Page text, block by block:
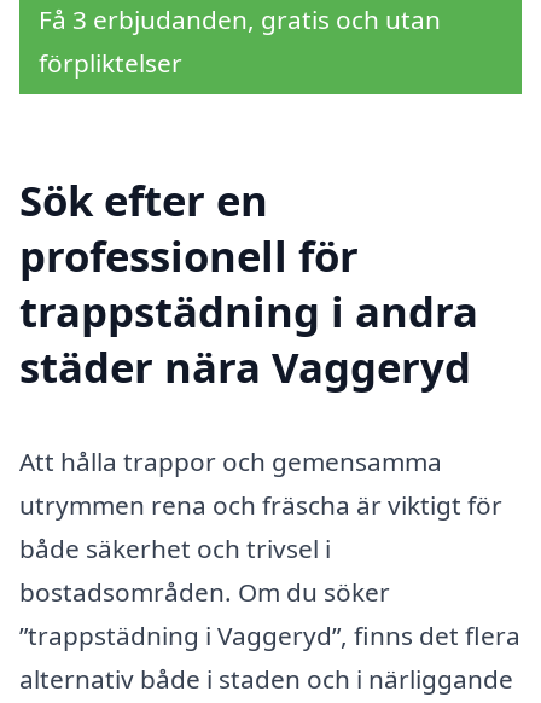
Få 3 erbjudanden, gratis och utan
förpliktelser
Sök efter en
professionell för
trappstädning i andra
städer nära Vaggeryd
Att hålla trappor och gemensamma
utrymmen rena och fräscha är viktigt för
både säkerhet och trivsel i
bostadsområden. Om du söker
”trappstädning i Vaggeryd”, finns det flera
alternativ både i staden och i närliggande